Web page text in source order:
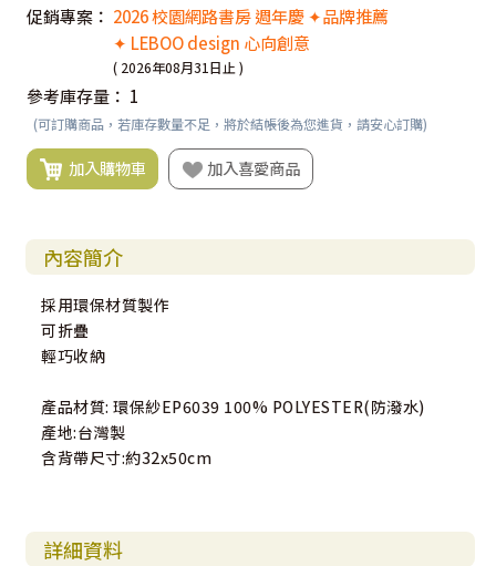
促銷專案： 2026 校園網路書房 週年慶 ✦品牌推薦
✦ LEBOO design 心向創意
( 2026年08月31日止 )
參考庫存量： 1
(可訂購商品，若庫存數量不足，將於結帳後為您進貨，請安心訂購)
加入購物車 加入喜愛商品
內容簡介
採用環保材質製作
可折疊
輕巧收納
產品材質: 環保紗EP6039 100% POLYESTER(防潑水)
產地:台灣製
含背帶尺寸:約32x50cm
詳細資料